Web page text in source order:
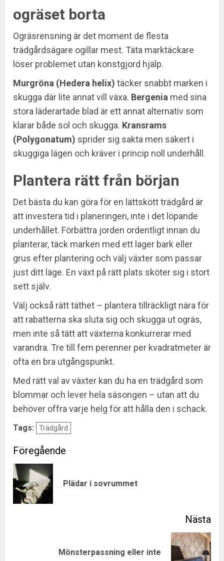
ogräset borta
Ogräsrensning är det moment de flesta
trädgårdsägare ogillar mest. Täta marktäckare
löser problemet utan konstgjord hjälp.
Murgröna (Hedera helix) täcker snabbt marken i
skugga där lite annat vill växa. Bergenia med sina
stora läderartade blad är ett annat alternativ som
klarar både sol och skugga. Kransrams
(Polygonatum) sprider sig sakta men säkert i
skuggiga lägen och kräver i princip noll underhåll.
Plantera rätt från början
Det bästa du kan göra för en lättskött trädgård är
att investera tid i planeringen, inte i det löpande
underhållet. Förbättra jorden ordentligt innan du
planterar, täck marken med ett lager bark eller
grus efter plantering och välj växter som passar
just ditt läge. En växt på rätt plats sköter sig i stort
sett själv.
Välj också rätt täthet – plantera tillräckligt nära för
att rabatterna ska sluta sig och skugga ut ogräs,
men inte så tätt att växterna konkurrerar med
varandra. Tre till fem perenner per kvadratmeter är
ofta en bra utgångspunkt.
Med rätt val av växter kan du ha en trädgård som
blommar och lever hela säsongen – utan att du
behöver offra varje helg för att hålla den i schack.
Tags: Trädgård
Post
navigation
Plädar i sovrummet
Mönsterpassning eller inte